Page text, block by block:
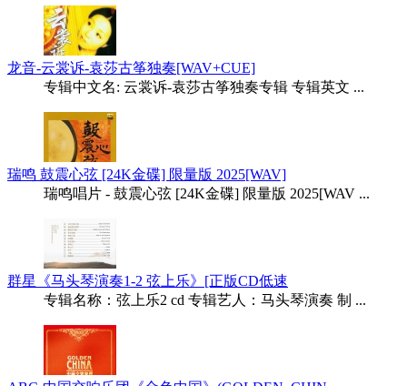
龙音-云裳诉-袁莎古筝独奏[WAV+CUE]
专辑中文名: 云裳诉-袁莎古筝独奏专辑 专辑英文 ...
瑞鸣 鼓震心弦 [24K金碟] 限量版 2025[WAV]
瑞鸣唱片 - 鼓震心弦 [24K金碟] 限量版 2025[WAV ...
群星《马头琴演奏1-2 弦上乐》[正版CD低速
专辑名称：弦上乐2 cd 专辑艺人：马头琴演奏 制 ...